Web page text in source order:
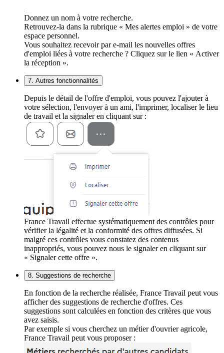
Donnez un nom à votre recherche.
Retrouvez-la dans la rubrique « Mes alertes emploi » de votre
espace personnel.
Vous souhaitez recevoir par e-mail les nouvelles offres
d'emploi liées à votre recherche ? Cliquez sur le lien « Activer
la réception ».
7. Autres fonctionnalités
Depuis le détail de l'offre d'emploi, vous pouvez l'ajouter à
votre sélection, l'envoyer à un ami, l'imprimer, localiser le lieu
de travail et la signaler en cliquant sur :
France Travail effectue systématiquement des contrôles pour
vérifier la légalité et la conformité des offres diffusées. Si
malgré ces contrôles vous constatez des contenus
inappropriés, vous pouvez nous le signaler en cliquant sur
« Signaler cette offre ».
8. Suggestions de recherche
En fonction de la recherche réalisée, France Travail peut vous
afficher des suggestions de recherche d'offres. Ces
suggestions sont calculées en fonction des critères que vous
avez saisis.
Par exemple si vous cherchez un métier d'ouvrier agricole,
France Travail peut vous proposer :